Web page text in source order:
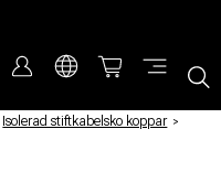
Isolerad stiftkabelsko koppar /